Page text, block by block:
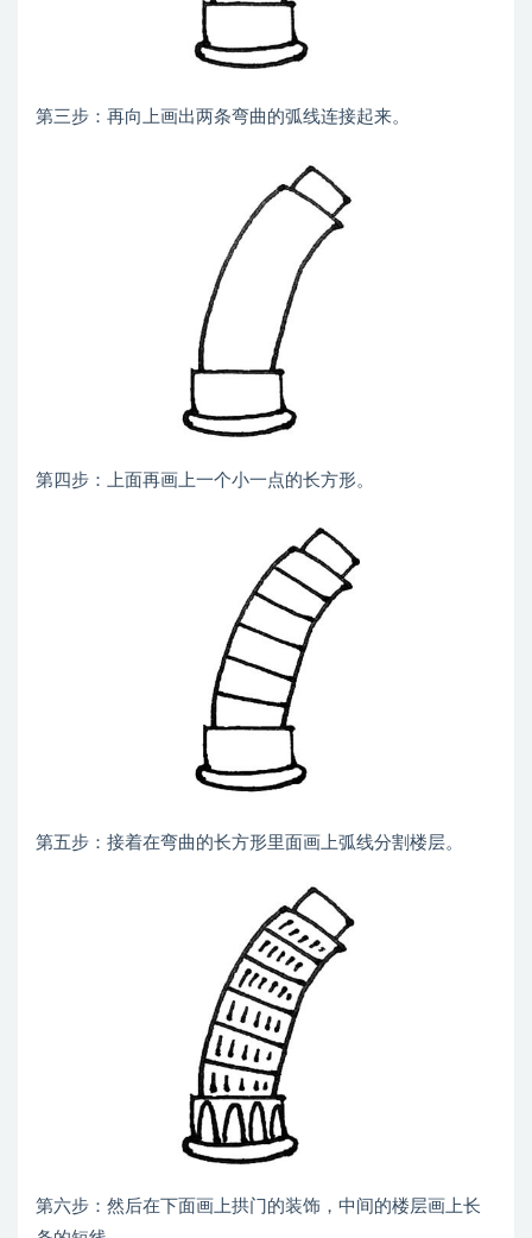
第三步：再向上画出两条弯曲的弧线连接起来。
第四步：上面再画上一个小一点的长方形。
第五步：接着在弯曲的长方形里面画上弧线分割楼层。
第六步：然后在下面画上拱门的装饰，中间的楼层画上长